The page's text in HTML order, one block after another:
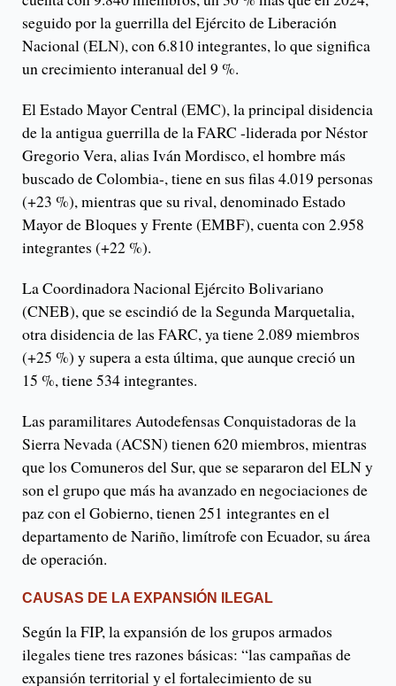
seguido por la guerrilla del Ejército de Liberación
Nacional (ELN), con 6.810 integrantes, lo que significa
un crecimiento interanual del 9 %.
El Estado Mayor Central (EMC), la principal disidencia
de la antigua guerrilla de la FARC -liderada por Néstor
Gregorio Vera, alias Iván Mordisco, el hombre más
buscado de Colombia-, tiene en sus filas 4.019 personas
(+23 %), mientras que su rival, denominado Estado
Mayor de Bloques y Frente (EMBF), cuenta con 2.958
integrantes (+22 %).
La Coordinadora Nacional Ejército Bolivariano
(CNEB), que se escindió de la Segunda Marquetalia,
otra disidencia de las FARC, ya tiene 2.089 miembros
(+25 %) y supera a esta última, que aunque creció un
15 %, tiene 534 integrantes.
Las paramilitares Autodefensas Conquistadoras de la
Sierra Nevada (ACSN) tienen 620 miembros, mientras
que los Comuneros del Sur, que se separaron del ELN y
son el grupo que más ha avanzado en negociaciones de
paz con el Gobierno, tienen 251 integrantes en el
departamento de Nariño, limítrofe con Ecuador, su área
de operación.
CAUSAS DE LA EXPANSIÓN ILEGAL
Según la FIP, la expansión de los grupos armados
ilegales tiene tres razones básicas: “las campañas de
expansión territorial y el fortalecimiento de su